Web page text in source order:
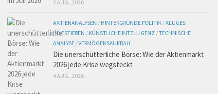
3 AUG., 2026
AKTIENANALYSEN / HINTERGRÜNDE POLITIK / KLUGES
INVESTIEREN / KÜNSTLICHE INTELLIGENZ /TECHNISCHE
ANALYSE /VERMÖGENSAUFBAU
Die unerschütterliche Börse: Wie der Aktienmarkt
2026 jede Krise wegsteckt
4 AUG., 2026